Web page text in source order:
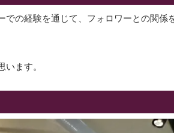
の経験を通じて、フォロワーとの関係
ます。